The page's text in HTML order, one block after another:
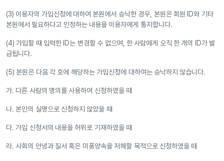
(3) 이용자의 가입신청에 대하여 본원에서 승낙한 경우, 본원은 회원 ID와 기타
본원에서 필요하다고 인정하는 내용을 이용자에게 통지합니다.
(4) 가입할 때 입력한 ID는 변경할 수 없으며, 한 사람에게 오직 한 개의 ID가 발
급됩니다.
(5) 본원은 다음 각 호에 해당하는 가입신청에 대하여는 승낙하지 않습니다.
가. 다른 사람의 명의를 사용하여 신청하였을 때
나. 본인의 실명으로 신청하지 않았을 때
다. 가입 신청서의 내용을 허위로 기재하였을 때
라. 사회의 안녕과 질서 혹은 미풍양속을 저해할 목적으로 신청하였을 때